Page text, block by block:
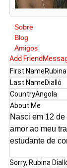
Sobre
Blog
Amigos
Add Friend
First NameRubina
Last NameDialló
CountryAngola
About Me
Nasci em 12
amor ao meu
estudante de
Sorry, Rubina